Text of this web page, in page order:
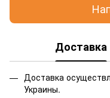
Доставка
Доставка
Украины.